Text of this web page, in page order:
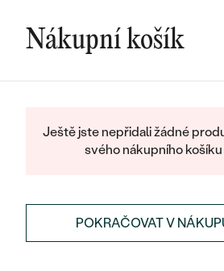
LETNÍ BLACK
BLOGŠPERKY NA MÍRU
Nákupní košík
Ještě jste nepřidali žádné
svého nákupního košíku
POKRAČOVAT V